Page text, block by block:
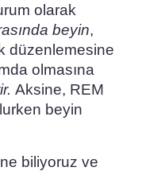
olarak
beyin,
düzenlemesine
olmasına
Aksine, REM
beyin
biliyoruz ve